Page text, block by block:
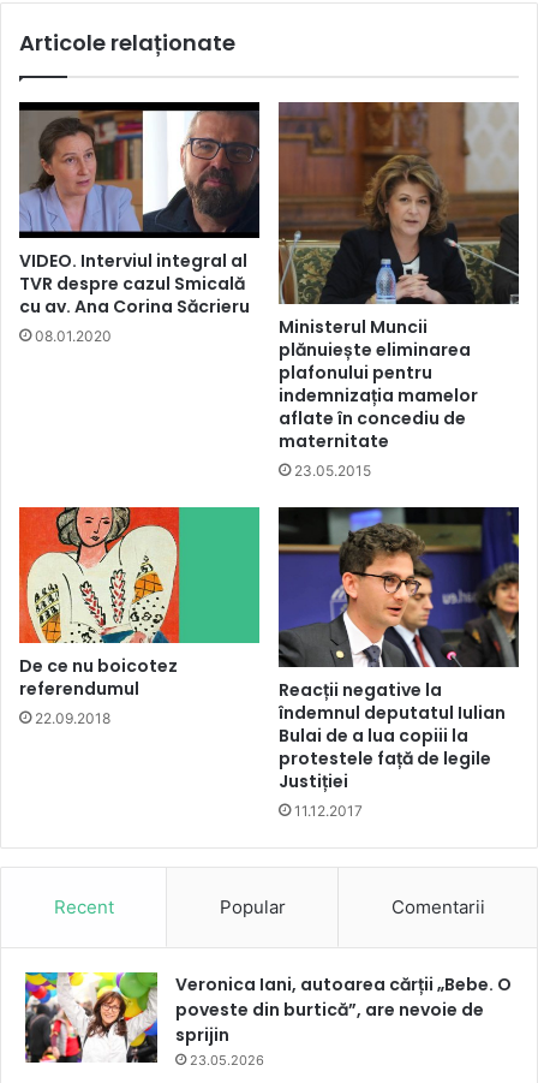
Articole relaționate
VIDEO. Interviul integral al
TVR despre cazul Smicală
cu av. Ana Corina Săcrieru
08.01.2020
Ministerul Muncii
plănuiește eliminarea
plafonului pentru
indemnizația mamelor
aflate în concediu de
maternitate
23.05.2015
De ce nu boicotez
referendumul
22.09.2018
Reacții negative la
îndemnul deputatul Iulian
Bulai de a lua copiii la
protestele față de legile
Justiției
11.12.2017
Recent Popular Comentarii
Veronica Iani, autoarea cărții „Bebe. O
poveste din burtică”, are nevoie de
sprijin
23.05.2026